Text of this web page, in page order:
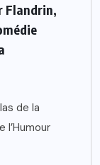
Flandrin,
de la
l’Humour